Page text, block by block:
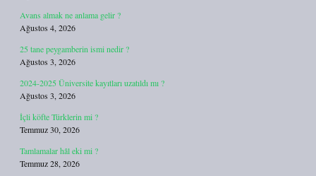
Avans almak ne anlama gelir ?
Ağustos 4, 2026
25 tane peygamberin ismi nedir ?
Ağustos 3, 2026
2024-2025 Üniversite kayıtları uzatıldı mı ?
Ağustos 3, 2026
İçli köfte Türklerin mi ?
Temmuz 30, 2026
Tamlamalar hâl eki mi ?
Temmuz 28, 2026